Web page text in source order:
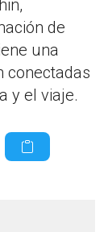
de
una
conectadas
y el viaje.